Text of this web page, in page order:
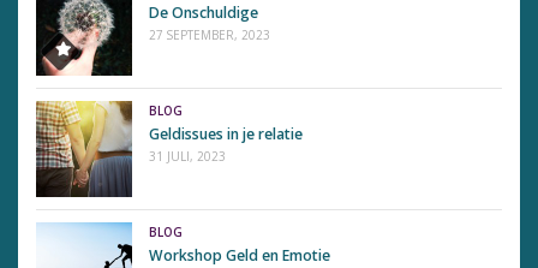
De Onschuldige
27 SEPTEMBER, 2023
BLOG
Geldissues in je relatie
31 JULI, 2023
BLOG
Workshop Geld en Emotie